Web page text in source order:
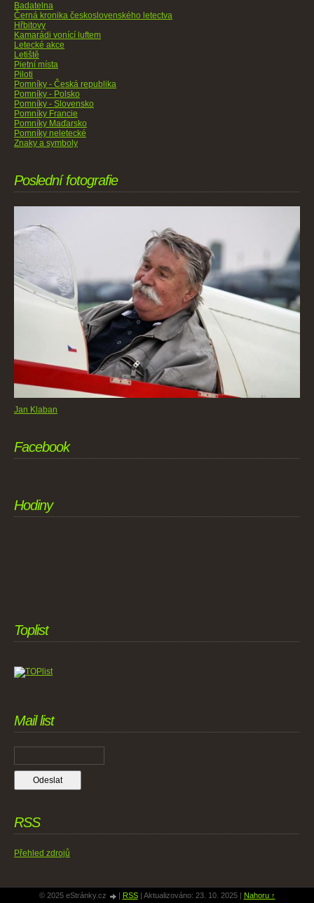
Badatelna
Černá kronika československého letectva
Hřbitovy
Kamarádi vonící luftem
Letecké akce
Letiště
Pietní místa
Piloti
Pomníky - Česká republika
Pomníky - Polsko
Pomníky - Slovensko
Pomníky Francie
Pomníky Maďarsko
Pomníky neletecké
Znaky a symboly
Poslední fotografie
Jan Klaban
Facebook
Hodiny
Toplist
Mail list
RSS
Přehled zdrojů
© 2025 eStránky.cz | RSS| Aktualizováno: 23. 10. 2025| Nahoru ↑